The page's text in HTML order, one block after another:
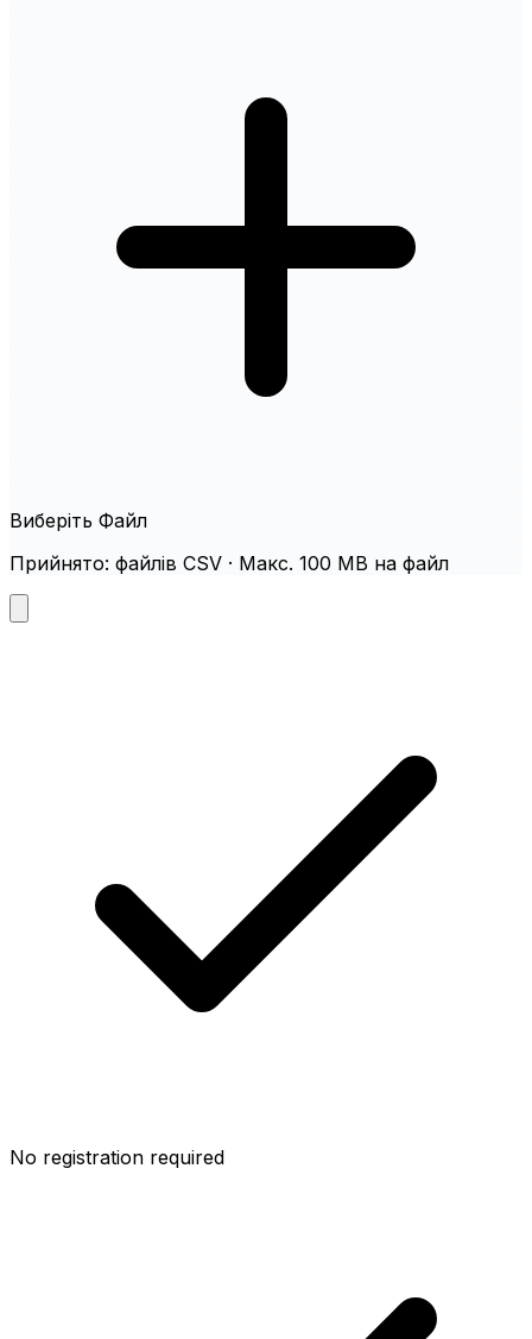
Виберіть Файл
Прийнято: файлів CSV · Макс. 100 MB на файл
No registration required